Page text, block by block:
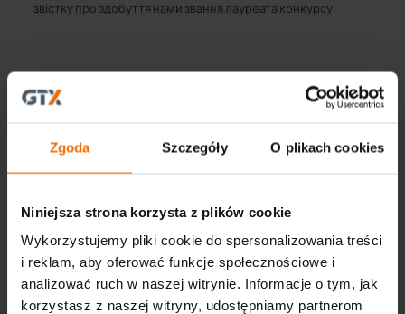
Zgoda Szczegóły O plikach cookies
Niniejsza strona korzysta z plików cookie
Wykorzystujemy pliki cookie do spersonalizowania treści
i reklam, aby oferować funkcje społecznościowe i
analizować ruch w naszej witrynie. Informacje o tym, jak
korzystasz z naszej witryny, udostępniamy partnerom
звістку про здобуття нами звання лауреата конкурсу.
Udostępnij
Ostatnie posty